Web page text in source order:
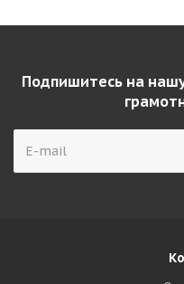
Подпишитесь на